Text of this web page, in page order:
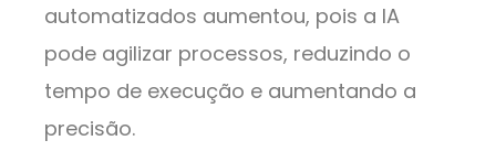
automatizados aumentou, pois a IA
pode agilizar processos, reduzindo o
tempo de execução e aumentando a
precisão.